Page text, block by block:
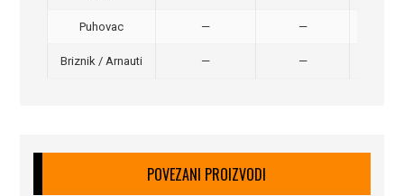
Puhovac — —
Briznik / Arnauti — —
POVEZANI PROIZVODI